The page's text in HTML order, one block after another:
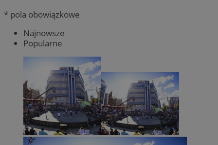
* pola obowiązkowe
Najnowsze
Popularne